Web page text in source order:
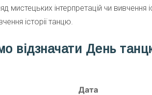
мистецьких інтерпретацій чи вивчення
історії танцю.
відзначати День
Дата